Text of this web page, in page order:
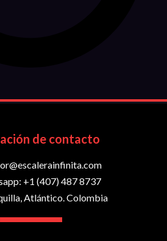
de contacto
+1 (407) 487 8737
Atlántico. Colombia